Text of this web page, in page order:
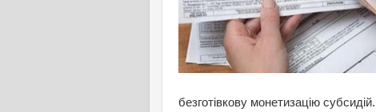
безготівкову монетизацію